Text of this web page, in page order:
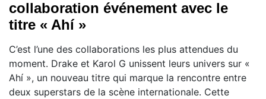
collaboration événement avec le
titre « Ahí »
C’est l’une des collaborations les plus attendues du
moment. Drake et Karol G unissent leurs univers sur «
Ahí », un nouveau titre qui marque la rencontre entre
deux superstars de la scène internationale. Cette